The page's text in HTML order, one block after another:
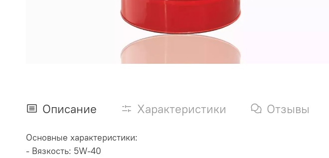
Описание Характеристики Отзывы
Основные характеристики:
- Вязкость: 5W-40